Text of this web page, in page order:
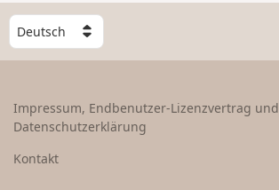
W
ä
h
e
n
Impressum, Endbenutzer-Lizenzvertrag und
Datenschutzerklärung
Kontakt